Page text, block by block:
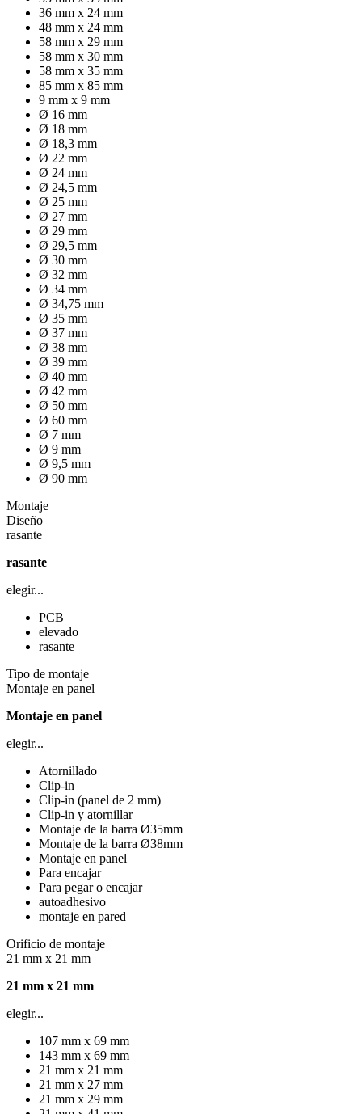
36 mm x 24 mm
48 mm x 24 mm
58 mm x 29 mm
58 mm x 30 mm
58 mm x 35 mm
85 mm x 85 mm
9 mm x 9 mm
Ø 16 mm
Ø 18 mm
Ø 18,3 mm
Ø 22 mm
Ø 24 mm
Ø 24,5 mm
Ø 25 mm
Ø 27 mm
Ø 29 mm
Ø 29,5 mm
Ø 30 mm
Ø 32 mm
Ø 34 mm
Ø 34,75 mm
Ø 35 mm
Ø 37 mm
Ø 38 mm
Ø 39 mm
Ø 40 mm
Ø 42 mm
Ø 50 mm
Ø 60 mm
Ø 7 mm
Ø 9 mm
Ø 9,5 mm
Ø 90 mm
Montaje
Diseño
rasante
rasante
elegir...
PCB
elevado
rasante
Tipo de montaje
Montaje en panel
Montaje en panel
elegir...
Atornillado
Clip-in
Clip-in (panel de 2 mm)
Clip-in y atornillar
Montaje de la barra Ø35mm
Montaje de la barra Ø38mm
Montaje en panel
Para encajar
Para pegar o encajar
autoadhesivo
montaje en pared
Orificio de montaje
21 mm x 21 mm
21 mm x 21 mm
elegir...
107 mm x 69 mm
143 mm x 69 mm
21 mm x 21 mm
21 mm x 27 mm
21 mm x 29 mm